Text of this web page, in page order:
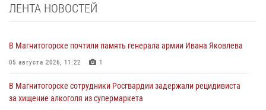
ЛЕНТА НОВОСТЕЙ
В Магнитогорске почтили память генерала армии Ивана Яковлева
05 августа 2026, 11:22 1
В Магнитогорске сотрудники Росгвардии задержали рецидивиста
за хищение алкоголя из супермаркета